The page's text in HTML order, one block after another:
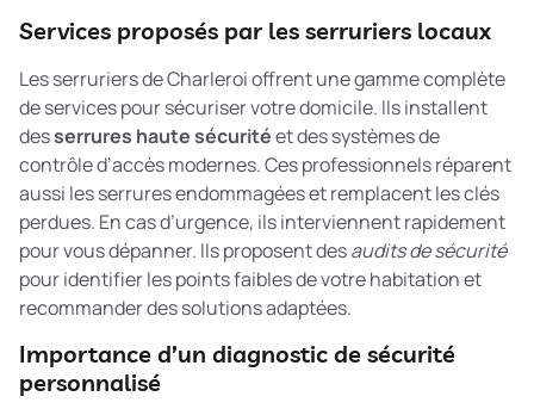
Services proposés par les serruriers locaux
Les serruriers de Charleroi offrent une gamme complète
de services pour sécuriser votre domicile. Ils installent
desserrures haute sécuritéet des systèmes de
contrôle d’accès modernes. Ces professionnels réparent
aussi les serrures endommagées et remplacent les clés
perdues. En cas d’urgence, ils interviennent rapidement
pour vous dépanner. Ils proposent desaudits de sécurité
pour identifier les points faibles de votre habitation et
recommander des solutions adaptées.
Importance d’un diagnostic de sécurité
personnalisé